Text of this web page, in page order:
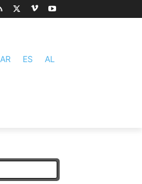
AR ES AL